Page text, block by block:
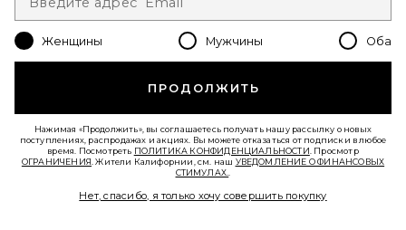
ПАРФУМ VACATION
Vacation
Женщины Мужчины Оба
ПРОДОЛЖИТЬ
Нажимая «Продолжить», вы соглашаетесь получать нашу рассылку о новых
поступлениях, распродажах и акциях. Вы можете отказаться от подписки в любое
время. Посмотреть ПОЛИТИКА КОНФИДЕНЦИАЛЬНОСТИ . Просмотр
ОГРАНИЧЕНИЯ . Жители Калифорнии, см. наш УВЕДОМЛЕНИЕ О ФИНАНСОВЫХ
СТИМУЛАХ.
Нет, спасибо, я только хочу совершить покупку